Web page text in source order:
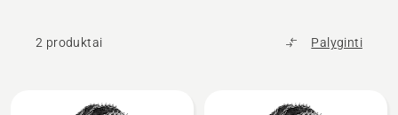
2 produktai Palyginti